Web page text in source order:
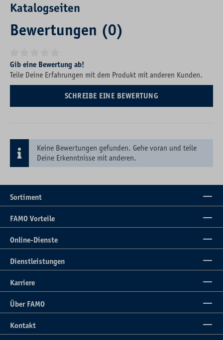
Katalogseiten
Bewertungen (0)
Durchschnittliche Bewertung von 0 von 5 Sternen
Gib eine Bewertung ab!
Teile Deine Erfahrungen mit dem Produkt mit anderen Kunden.
SCHREIBE EINE BEWERTUNG
Keine Bewertungen gefunden. Gehe voran und teile
Deine Erkenntnisse mit anderen.
Sortiment
FAMO Vorteile
Online-Dienste
Dienstleistungen
Karriere
Über FAMO
Kontakt